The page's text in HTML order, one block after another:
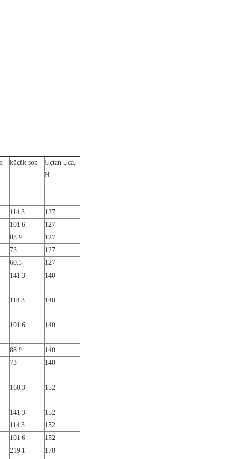
küçük son
Uçtan Uca,
H
114.3
127
101.6
127
88.9
127
73
127
60.3
127
141.3 140
114.3 140
101.6 140
88.9
140
73 140
168.3 152
141.3
152
114.3
152
101.6
152
219.1
178